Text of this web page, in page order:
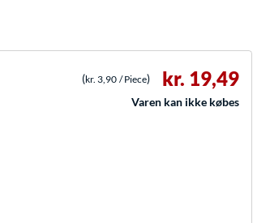
(kr. 3,90 / Piece) kr. 19,49
Varen kan ikke købes